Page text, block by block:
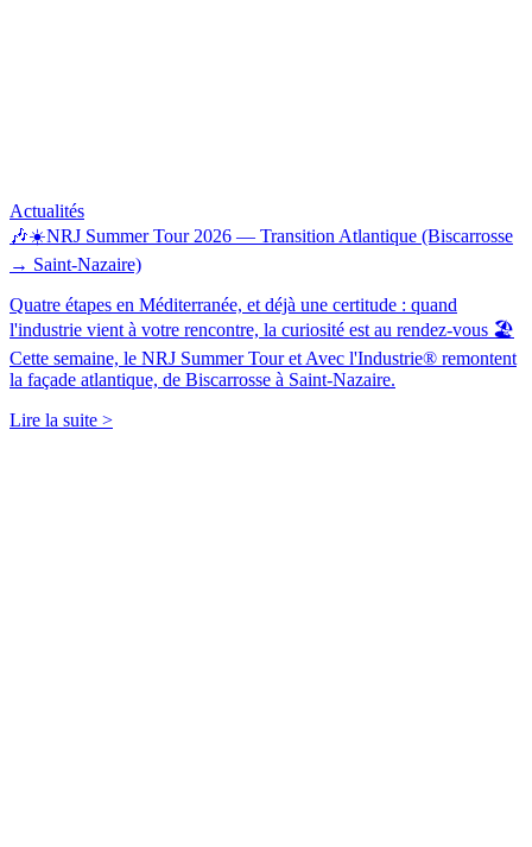
Actualités
🎶☀️NRJ Summer Tour 2026 — Transition Atlantique (Biscarrosse
→ Saint-Nazaire)
Quatre étapes en Méditerranée, et déjà une certitude : quand
l'industrie vient à votre rencontre, la curiosité est au rendez-vous 🏖️
Cette semaine, le NRJ Summer Tour et Avec l'Industrie® remontent
la façade atlantique, de Biscarrosse à Saint-Nazaire.
Lire la suite >